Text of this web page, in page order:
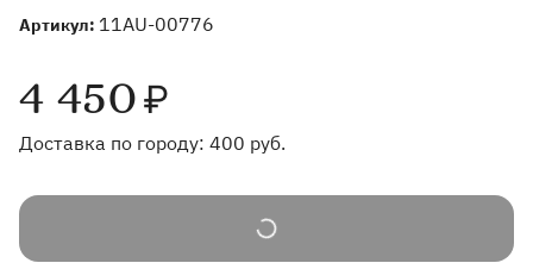
Артикул: 11AU-00776
4 450₽
Доставка по городу: 400 руб.